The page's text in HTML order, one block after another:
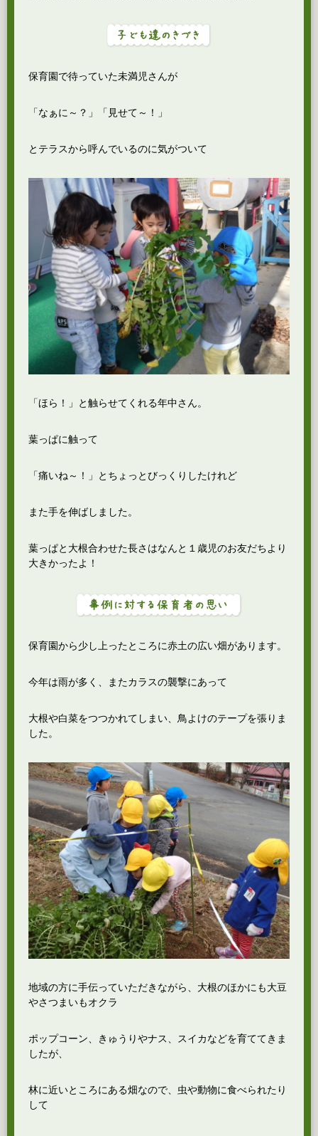
保育園で待っていた未満児さんが
「なぁに～？」「見せて～！」
とテラスから呼んでいるのに気がついて
「ほら！」と触らせてくれる年中さん。
葉っぱに触って
「痛いね～！」とちょっとびっくりしたけれど
また手を伸ばしました。
葉っぱと大根合わせた長さはなんと１歳児のお友だちより
大きかったよ！
保育園から少し上ったところに赤土の広い畑があります。
今年は雨が多く、またカラスの襲撃にあって
大根や白菜をつつかれてしまい、鳥よけのテープを張りま
した。
地域の方に手伝っていただきながら、大根のほかにも大豆
やさつまいもオクラ
ポップコーン、きゅうりやナス、スイカなどを育ててきま
したが、
林に近いところにある畑なので、虫や動物に食べられたり
して